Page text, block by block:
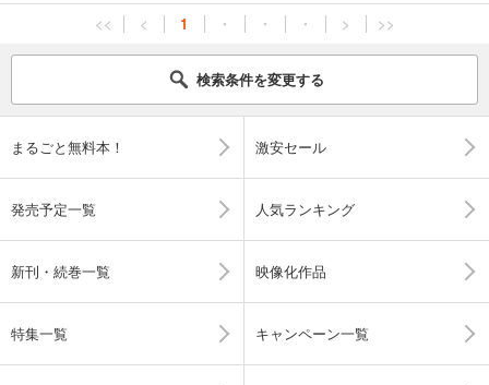
<< < 1 ・ ・ ・ > >>
検索条件を変更する
まるごと無料本！ 激安セール
発売予定一覧 人気ランキング
新刊・続巻一覧 映像化作品
特集一覧 キャンペーン一覧